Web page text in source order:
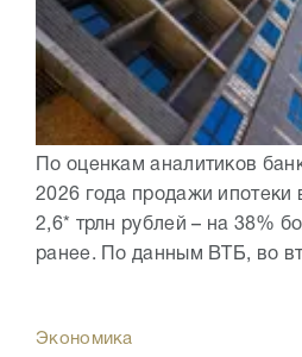
По оценкам аналитиков
2026 года продажи ипотеки
2,6* трлн рублей – на 38%
ранее. По данным ВТБ, во
Экономика